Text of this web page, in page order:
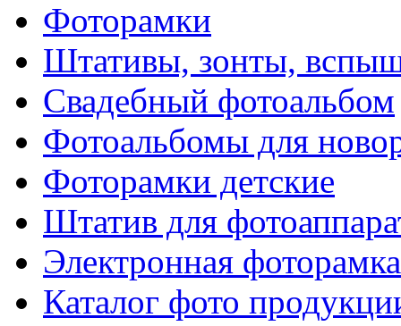
Фоторамки
Штативы, зонты,
Свадебный фотоальбом
Фотоальбомы для
Фоторамки детские
Штатив для
Электронная фоторамка
Каталог фото